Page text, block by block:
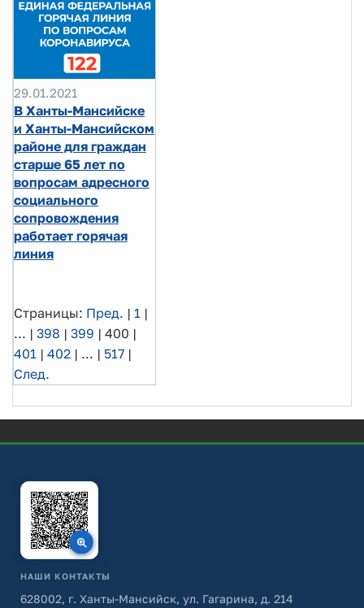
29.01.2021
В Ханты-Мансийске
и Ханты-Мансийском
районе для граждан
старше 65 лет по
вопросам адресного
социального
сопровождения
работает горячая
линия
Страницы: Пред. | 1 |
... | 398 | 399 | 400 |
401 | 402 | ... | 517 |
След.
НАШИ КОНТАКТЫ
628002, г. Ханты-Мансийск, ул. Гагарина, д. 214